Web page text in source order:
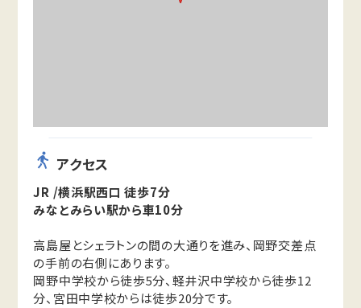
アクセス
JR /横浜駅西口 徒歩7分
みなとみらい駅から車10分
高島屋とシェラトンの間の大通りを進み、岡野交差点
の手前の右側にあります。
岡野中学校から徒歩5分、軽井沢中学校から徒歩12
分、宮田中学校からは徒歩20分です。